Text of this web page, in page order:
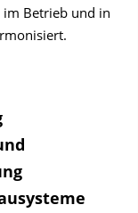
im Betrieb und in